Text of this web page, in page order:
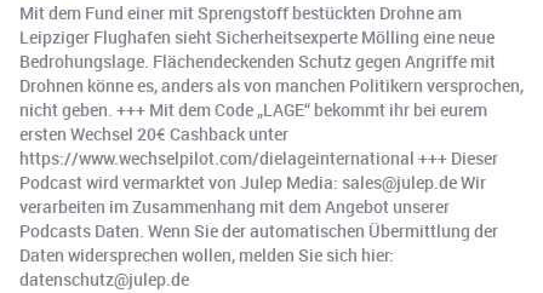
Mit dem Fund einer mit Sprengstoff bestückten Drohne am
Leipziger Flughafen sieht Sicherheitsexperte Mölling eine neue
Bedrohungslage. Flächendeckenden Schutz gegen Angriffe mit
Drohnen könne es, anders als von manchen Politikern versprochen,
nicht geben. +++ Mit dem Code „LAGE“ bekommt ihr bei eurem
ersten Wechsel 20€ Cashback unter
https://www.wechselpilot.com/dielageinternational +++ Dieser
Podcast wird vermarktet von Julep Media: sales@julep.de Wir
verarbeiten im Zusammenhang mit dem Angebot unserer
Podcasts Daten. Wenn Sie der automatischen Übermittlung der
Daten widersprechen wollen, melden Sie sich hier:
datenschutz@julep.de